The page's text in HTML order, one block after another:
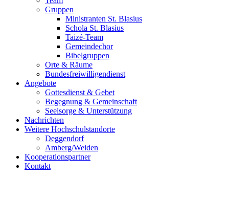
Gruppen
Ministranten St. Blasius
Schola St. Blasius
Taizé-Team
Gemeindechor
Bibelgruppen
Orte & Räume
Bundesfreiwilligendienst
Angebote
Gottesdienst & Gebet
Begegnung & Gemeinschaft
Seelsorge & Unterstützung
Nachrichten
Weitere Hochschulstandorte
Deggendorf
Amberg/Weiden
Kooperationspartner
Kontakt